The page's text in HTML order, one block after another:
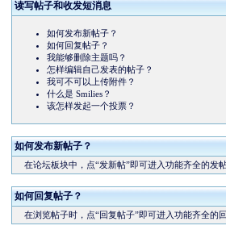
读写帖子和收发短消息
如何发布新帖子？
如何回复帖子？
我能够删除主题吗？
怎样编辑自己发表的帖子？
我可不可以上传附件？
什么是 Smilies？
该怎样发起一个投票？
如何发布新帖子？
在论坛板块中，点“发新帖”即可进入功能齐全的发
如何回复帖子？
在浏览帖子时，点“回复帖子”即可进入功能齐全的